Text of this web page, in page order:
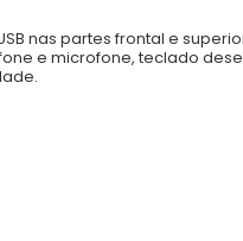
nas partes frontal e
e microfone, teclado